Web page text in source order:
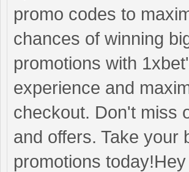
promo codes to
chances of winning
promotions with
experience and
checkout. Don't miss
and offers. Take your
promotions